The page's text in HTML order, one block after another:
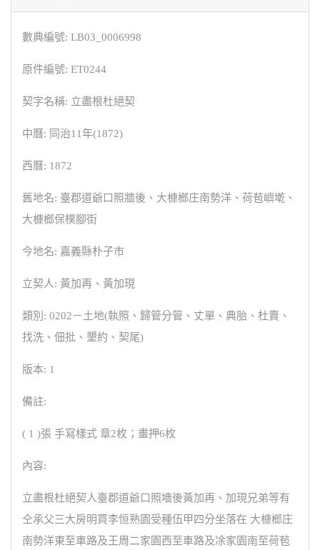
數典編號: LB03_0006998
原件編號: ET0244
契字名稱: 立盡根杜絕契
中曆: 同治11年(1872)
西曆: 1872
舊地名: 臺郡道爺口照牆後、大槺榔庄南勢洋、荷苞嶼墘、
大槺榔保樸腳街
今地名: 嘉義縣朴子市
立契人: 黃加再、黃加現
類別: 0202－土地(執照、歸管分管、丈單、典胎、杜賣、
找洗、佃批、墾約、契尾)
版本: 1
備註:
( 1 )張 手寫樣式 章2枚；畫押6枚
內容:
立盡根杜絕契人臺郡道爺口照墻後黃加再、加現兄弟等有
仝承父三大房明買李恒熟園受種伍甲四分坐落在 大槺榔庄
南勢洋東至車路及王周二家園西至車路及凃家園南至荷苞